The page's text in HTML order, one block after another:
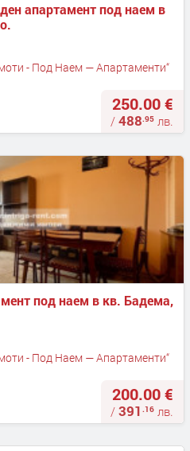
апартамент под наем в
- Под Наем — Апартаменти“
250.00 €
/488.95 лв.
под наем в кв. Бадема,
- Под Наем — Апартаменти“
200.00 €
/391.16 лв.